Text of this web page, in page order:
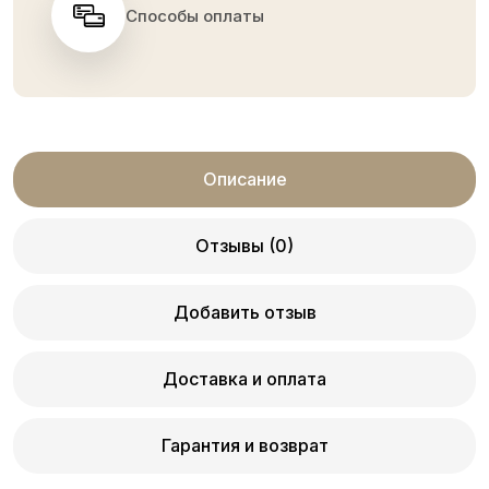
Способы оплаты
Описание
Отзывы (0)
Добавить отзыв
Доставка и оплата
Гарантия и возврат